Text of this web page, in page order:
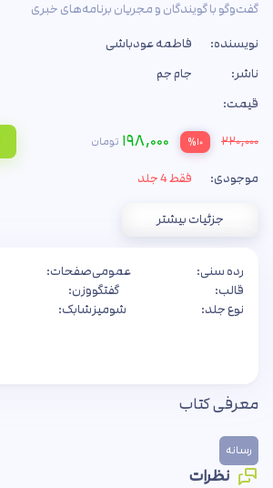
گفت‌وگو با گویندگان و مجریان برنامه‌های خبری
نویسنده:
فاطمه عودباشی
ناشر:
جام جم
قیمت:
۲۲۰,۰۰۰ %۱۰ ۱۹۸,۰۰۰ تومان
موجودی: فقط 4 جلد
جزئیات بیشتر
رده سنی:
عمومی
قالب:
گفتگو
نوع جلد:
شومیز
صفحات:
وزن:
شابک:
معرفی کتاب
رسانه
نظرات